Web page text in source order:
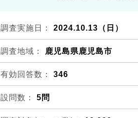
調査実施日： 2024.10.13（日）
調査地域： 鹿児島県鹿児島市
有効回答数： 346
設問数： 5問